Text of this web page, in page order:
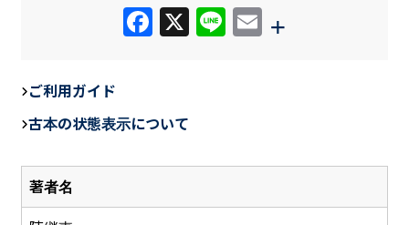
著者名
F
e
b
o
o
X Li E
+
ご利用ガイド
古本の状態表示について